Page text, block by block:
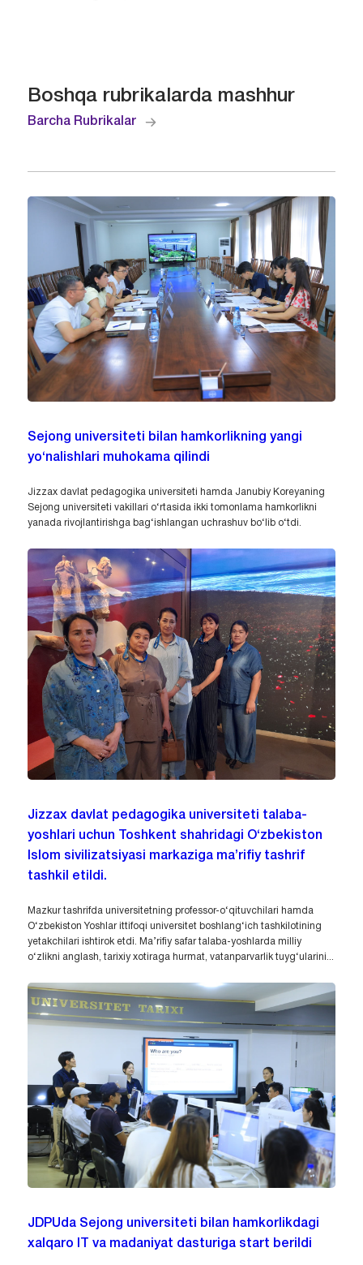
Boshqa rubrikalarda mashhur
Barcha Rubrikalar
Sejong universiteti bilan hamkorlikning yangi
yo‘nalishlari muhokama qilindi
Jizzax davlat pedagogika universiteti hamda Janubiy Koreyaning
Sejong universiteti vakillari o‘rtasida ikki tomonlama hamkorlikni
yanada rivojlantirishga bag‘ishlangan uchrashuv bo‘lib o‘tdi.
Jizzax davlat pedagogika universiteti talaba-
yoshlari uchun Toshkent shahridagi O‘zbekiston
Islom sivilizatsiyasi markaziga ma’rifiy tashrif
tashkil etildi.
Mazkur tashrifda universitetning professor-o‘qituvchilari hamda
O‘zbekiston Yoshlar ittifoqi universitet boshlang‘ich tashkilotining
yetakchilari ishtirok etdi. Ma’rifiy safar talaba-yoshlarda milliy
o‘zlikni anglash, tarixiy xotiraga hurmat, vatanparvarlik tuyg‘ularini...
JDPUda Sejong universiteti bilan hamkorlikdagi
xalqaro IT va madaniyat dasturiga start berildi